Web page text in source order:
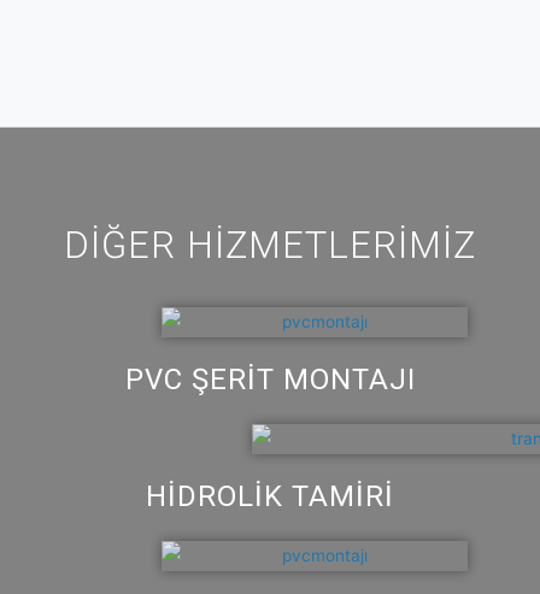
DIĞER HIZMETLERIMIZ
PVC ŞERIT MONTAJI
HİDROLİK TAMİRİ